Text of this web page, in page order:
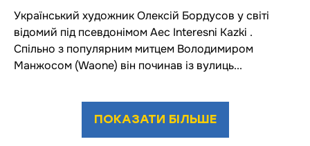
Український художник Олексій Бордусов у світі
відомий під псевдонімом Aec Interesni Kazki .
Спільно з популярним митцем Володимиром
Манжосом (Waone) він починав із вулиць...
ПОКАЗАТИ БІЛЬШЕ